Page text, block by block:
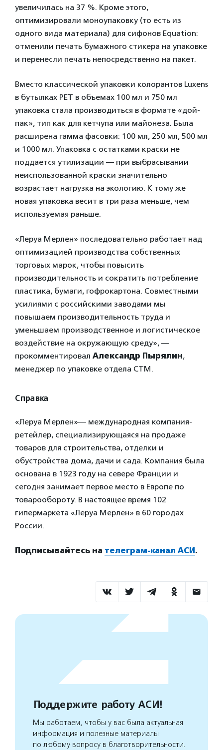
увеличилась на 37 %. Кроме этого,
оптимизировали моноупаковку (то есть из
одного вида материала) для сифонов Equation:
отменили печать бумажного стикера на упаковке
и перенесли печать непосредственно на пакет.
Вместо классической упаковки колорантов Luxens
в бутылках РЕТ в объемах 100 мл и 750 мл
упаковка стала производиться в формате «дой-
пак», тип как для кетчупа или майонеза. Была
расширена гамма фасовки: 100 мл, 250 мл, 500 мл
и 1000 мл. Упаковка с остатками краски не
поддается утилизации — при выбрасывании
неиспользованной краски значительно
возрастает нагрузка на экологию. К тому же
новая упаковка весит в три раза меньше, чем
используемая раньше.
«Леруа Мерлен» последовательно работает над
оптимизацией производства собственных
торговых марок, чтобы повысить
производительность и сократить потребление
пластика, бумаги, гофрокартона. Совместными
усилиями с российскими заводами мы
повышаем производительность труда и
уменьшаем производственное и логистическое
воздействие на окружающую среду», —
прокомментировал Александр Пырялин,
менеджер по упаковке отдела СТМ.
Справка
«Леруа Мерлен»— международная компания-
ретейлер, специализирующаяся на продаже
товаров для строительства, отделки и
обустройства дома, дачи и сада. Компания была
основана в 1923 году на севере Франции и
сегодня занимает первое место в Европе по
товарообороту. В настоящее время 102
гипермаркета «Леруа Мерлен» в 60 городах
России.
Подписывайтесь на телеграм-канал АСИ .
Поддержите работу АСИ!
Мы работаем, чтобы у вас была актуальная
информация и полезные материалы
по любому вопросу в благотворительности.